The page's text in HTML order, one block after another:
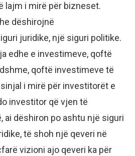
lajm i mirë për bizneset.
dëshirojnë
juridike, një siguri politike.
edhe e investimeve, qoftë
qoftë investimeve të
i mirë për investitorët e
investitor që vjen të
ai dëshiron po ashtu një siguri
të shoh një qeveri në
vizioni ajo qeveri ka për